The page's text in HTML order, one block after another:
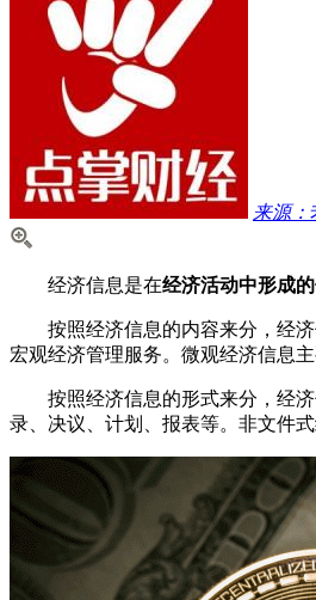
来源：
经济信息是在经济活动中形成
按照经济信息的内容来分，经济
宏观经济管理服务。微观经济信息
按照经济信息的形式来分，经济
录、决议、计划、报表等。非文件